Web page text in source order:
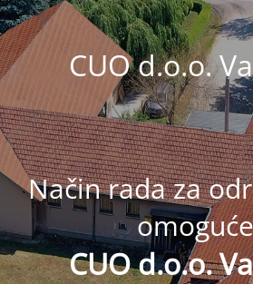
CUO d.o.o.
Način rada za
CUO d.o.o.